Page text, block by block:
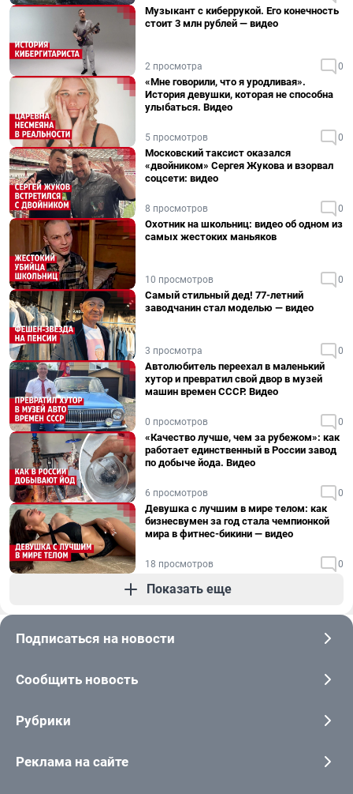
Музыкант с киберрукой. Его конечность
стоит 3 млн рублей — видео
2 просмотра 0
«Мне говорили, что я уродливая».
История девушки, которая не способна
улыбаться. Видео
5 просмотров 0
Московский таксист оказался
«двойником» Сергея Жукова и взорвал
соцсети: видео
8 просмотров 0
Охотник на школьниц: видео об одном из
самых жестоких маньяков
10 просмотров 0
Самый стильный дед! 77-летний
заводчанин стал моделью — видео
3 просмотра 0
Автолюбитель переехал в маленький
хутор и превратил свой двор в музей
машин времен СССР. Видео
0 просмотров 0
«Качество лучше, чем за рубежом»: как
работает единственный в России завод
по добыче йода. Видео
6 просмотров 0
Девушка с лучшим в мире телом: как
бизнесвумен за год стала чемпионкой
мира в фитнес-бикини — видео
18 просмотров 0
Показать еще
Подписаться на новости
Сообщить новость
Рубрики
Реклама на сайте